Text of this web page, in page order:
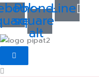
Phone-
square-
alt
Line